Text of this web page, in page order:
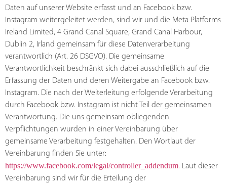
Daten auf unserer Website erfasst und an Facebook bzw.
Instagram weitergeleitet werden, sind wir und die Meta Platforms
Ireland Limited, 4 Grand Canal Square, Grand Canal Harbour,
Dublin 2, Irland gemeinsam für diese Datenverarbeitung
verantwortlich (Art. 26 DSGVO). Die gemeinsame
Verantwortlichkeit beschränkt sich dabei ausschließlich auf die
Erfassung der Daten und deren Weitergabe an Facebook bzw.
Instagram. Die nach der Weiterleitung erfolgende Verarbeitung
durch Facebook bzw. Instagram ist nicht Teil der gemeinsamen
Verantwortung. Die uns gemeinsam obliegenden
Verpflichtungen wurden in einer Vereinbarung über
gemeinsame Verarbeitung festgehalten. Den Wortlaut der
Vereinbarung finden Sie unter:
https://www.facebook.com/legal/controller_addendum. Laut dieser
Vereinbarung sind wir für die Erteilung der